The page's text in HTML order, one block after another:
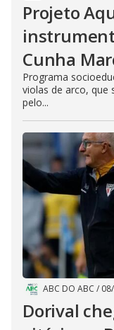
Projeto
Cunha
Programa
violas de arco, que
pelo...
ABC DO ABC /
Dorival